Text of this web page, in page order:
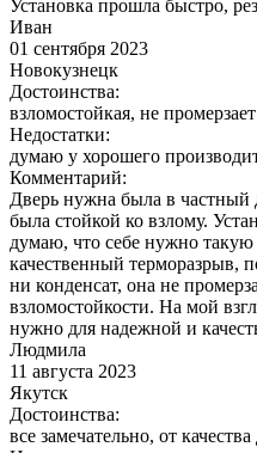
Установка прошла быстро,
Иван
01 сентября 2023
Новокузнецк
Достоинства:
взломостойкая, не промерзает
Недостатки:
думаю у хорошего
Комментарий:
Дверь нужна была в частный
была стойкой ко взлому.
думаю, что себе нужно
качественный терморазрыв,
ни конденсат, она не
взломостойкости. На мой
нужно для надежной и
Людмила
11 августа 2023
Якутск
Достоинства:
все замечательно, от